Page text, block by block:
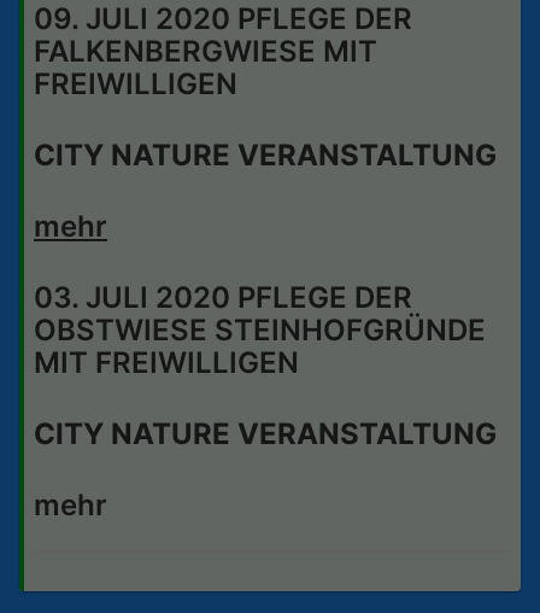
09. JULI 2020 PFLEGE DER
FALKENBERGWIESE MIT
FREIWILLIGEN
CITY NATURE VERANSTALTUNG
mehr
03. JULI 2020 PFLEGE DER
OBSTWIESE STEINHOFGRÜNDE
MIT FREIWILLIGEN
CITY NATURE VERANSTALTUNG
mehr